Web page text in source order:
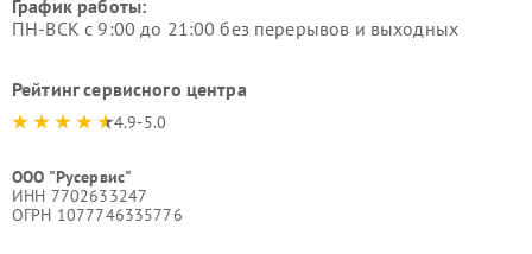
График работы:
ПН-ВСК с 9:00 до 21:00 без перерывов и выходных
Рейтинг сервисного центра
4.9-5.0
ООО "Русервис"
ИНН 7702633247
ОГРН 1077746335776